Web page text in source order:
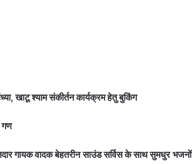
खाटू श्याम संकीर्तन कार्यक्रम हेतु बुकिंग
गण
गायक वादक बेहतरीन साउंड सर्विस के साथ सुमधुर भजनों